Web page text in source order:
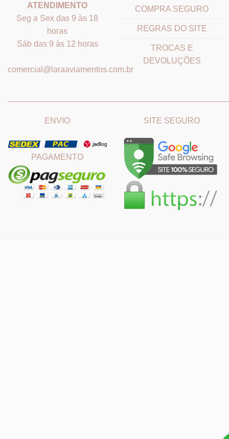
ATENDIMENTO
Seg a Sex das 9 às 18
horas
Sáb das 9 às 12 horas
comercial@laraaviamentos.com.br
COMPRA SEGURO
REGRAS DO SITE
TROCAS E
DEVOLUÇÕES
ENVIO
PAGAMENTO
SITE SEGURO